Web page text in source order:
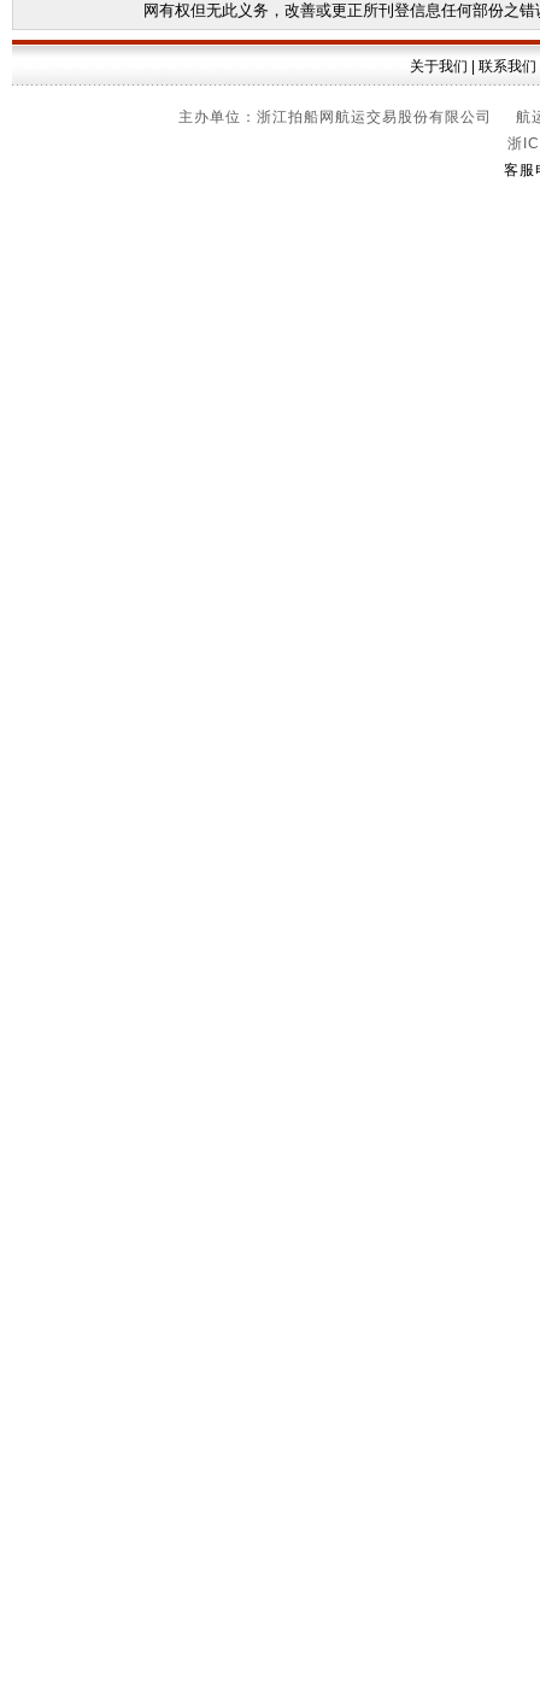
网有权但无此义务，改善或更正所刊登信息任何部份之错
关于我们 联系我们
主办单位：浙江拍船网航运交易股份有限公司
浙
客服